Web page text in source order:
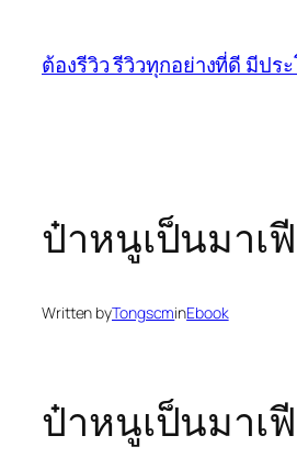
content
ต้องรีวิว รีวิวทุกอย่างที่ดี มีปร
ป๋าหนูเป็นมาเ
Written byTongscminEbook
ป๋าหนูเป็นมาเ